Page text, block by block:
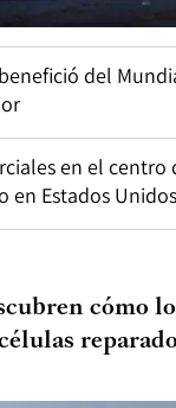
del
en el centro
Estados
cómo